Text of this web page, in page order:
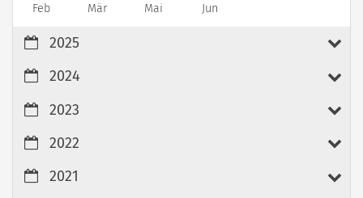
Feb Mär Mai Jun
2025
2024
2023
2022
2021